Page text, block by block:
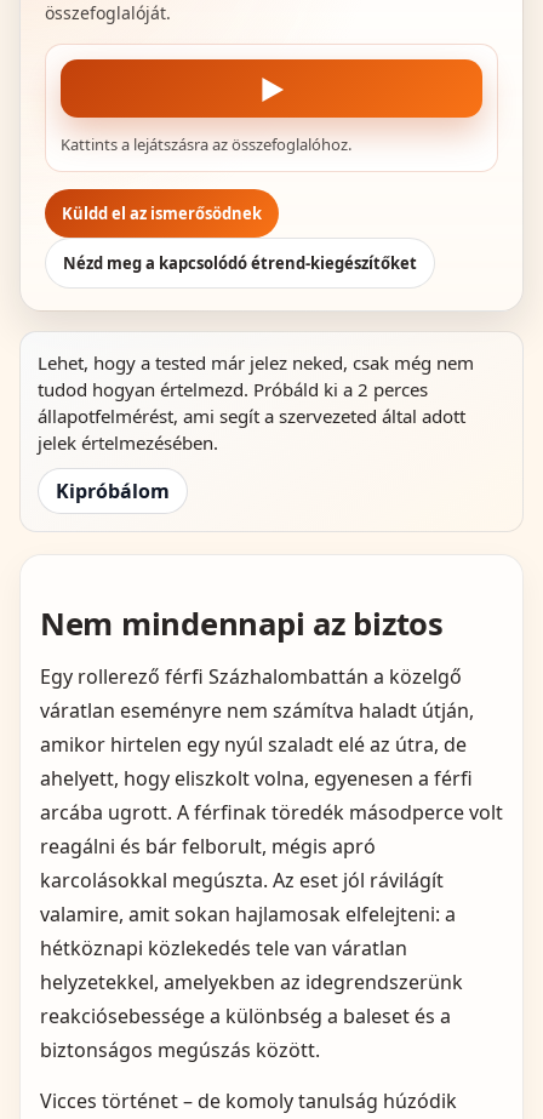
összefoglalóját.
▶
Kattints a lejátszásra az összefoglalóhoz.
Küldd el az ismerősödnek
Nézd meg a kapcsolódó étrend-kiegészítőket
Lehet, hogy a tested már jelez neked, csak még nem
tudod hogyan értelmezd. Próbáld ki a 2 perces
állapotfelmérést, ami segít a szervezeted által adott
jelek értelmezésében.
Kipróbálom
Nem mindennapi az biztos
Egy rollerező férfi Százhalombattán a közelgő
váratlan eseményre nem számítva haladt útján,
amikor hirtelen egy nyúl szaladt elé az útra, de
ahelyett, hogy eliszkolt volna, egyenesen a férfi
arcába ugrott. A férfinak töredék másodperce volt
reagálni és bár felborult, mégis apró
karcolásokkal megúszta. Az eset jól rávilágít
valamire, amit sokan hajlamosak elfelejteni: a
hétköznapi közlekedés tele van váratlan
helyzetekkel, amelyekben az idegrendszerünk
reakciósebessége a különbség a baleset és a
biztonságos megúszás között.
Vicces történet – de komoly tanulság húzódik